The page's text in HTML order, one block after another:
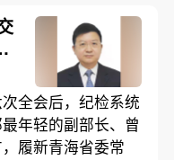
全会后，纪检系统
年轻的副部长、曾
履新青海省委常